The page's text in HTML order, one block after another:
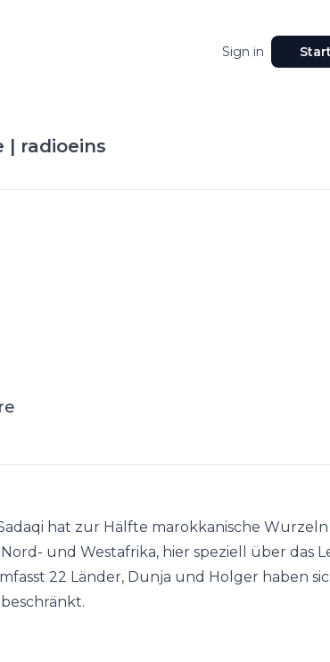
Sign in
| radioeins
hat zur Hälfte marokkanische
und Westafrika, hier speziell über das
22 Länder, Dunja und Holger haben